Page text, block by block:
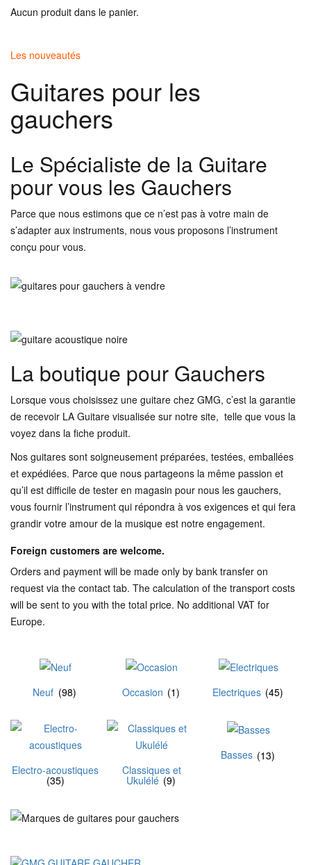
Aucun produit dans le panier.
Les nouveautés
Guitares pour les
gauchers
Le Spécialiste de la Guitare
pour vous les Gauchers
Parce que nous estimons que ce n’est pas à votre main de
s’adapter aux instruments, nous vous proposons l’instrument
conçu pour vous.
La boutique pour Gauchers
Lorsque vous choisissez une guitare chez GMG, c’est la garantie
de recevoir LA Guitare visualisée sur notre site, telle que vous la
voyez dans la fiche produit.
Nos guitares sont soigneusement préparées, testées, emballées
et expédiées. Parce que nous partageons la même passion et
qu’il est difficile de tester en magasin pour nous les gauchers,
vous fournir l’instrument qui répondra à vos exigences et qui fera
grandir votre amour de la musique est notre engagement.
Foreign customers are welcome.
Orders and payment will be made only by bank transfer on
request via the contact tab. The calculation of the transport costs
will be sent to you with the total price. No additional VAT for
Europe.
Neuf (98) Occasion (1) Electriques (45)
Electro-acoustiques
(35)
Classiques et
Ukulélé (9)
Basses (13)